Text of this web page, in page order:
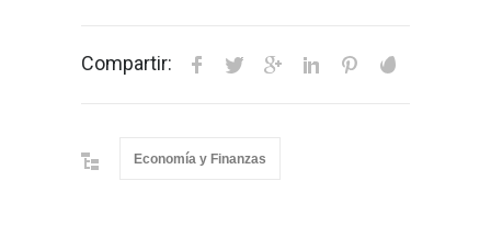
Compartir:
Economía y Finanzas